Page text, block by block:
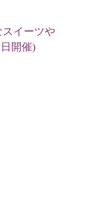
スイーツや
開催)